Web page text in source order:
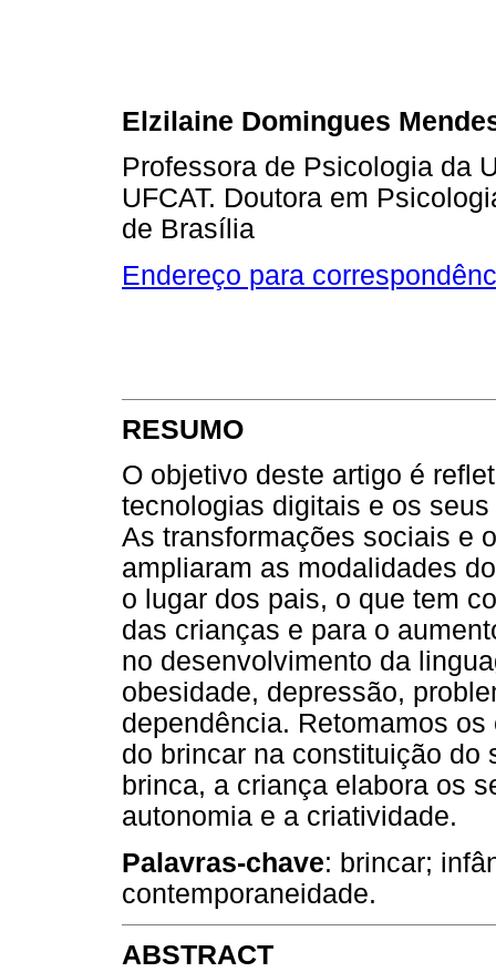
Elzilaine Domingues
Professora de Psicologia da
UFCAT. Doutora em
de Brasília
Endereço para
RESUMO
O objetivo deste artigo é
tecnologias digitais e os
As transformações sociais e
ampliaram as modalidades
o lugar dos pais, o que tem
das crianças e para o
no desenvolvimento da
obesidade, depressão,
dependência. Retomamos
do brincar na constituição do
brinca, a criança elabora os
autonomia e a criatividade.
Palavras-chave: brincar;
contemporaneidade.
ABSTRACT